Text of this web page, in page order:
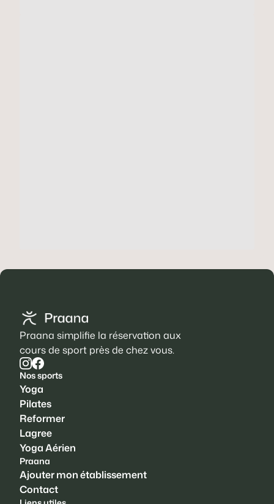
Praana simplifie la réservation aux
cours de sport près de chez vous.
Nos sports
Yoga
Pilates
Reformer
Lagree
Yoga Aérien
Praana
Ajouter mon établissement
Contact